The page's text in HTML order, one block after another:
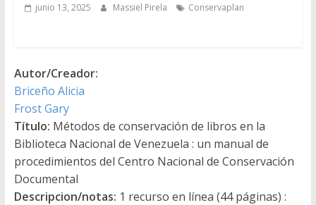
junio 13, 2025 Massiel Pirela Conservaplan
Autor/Creador:
Briceño Alicia
Frost Gary
Título: Métodos de conservación de libros en la
Biblioteca Nacional de Venezuela : un manual de
procedimientos del Centro Nacional de Conservación
Documental
Descripcion/notas: 1 recurso en línea (44 páginas) :